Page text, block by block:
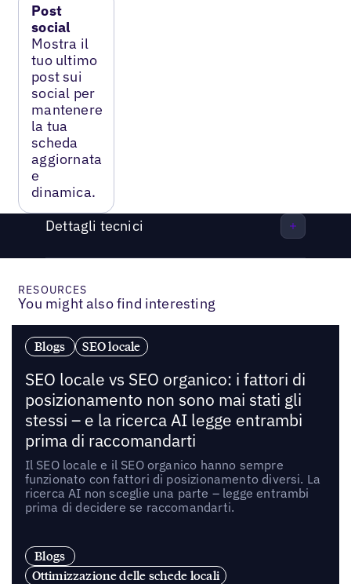
Post
social
Mostra il
tuo ultimo
post sui
social per
mantenere
la tua
scheda
aggiornata
e
dinamica.
Dettagli tecnici
RESOURCES
You might also find interesting
Blogs SEO locale
SEO locale vs SEO organico: i fattori di
posizionamento non sono mai stati gli
stessi – e la ricerca AI legge entrambi
prima di raccomandarti
Il SEO locale e il SEO organico hanno sempre
funzionato con fattori di posizionamento diversi. La
ricerca AI non sceglie una parte – legge entrambi
prima di decidere se raccomandarti.
Blogs
Ottimizzazione delle schede locali